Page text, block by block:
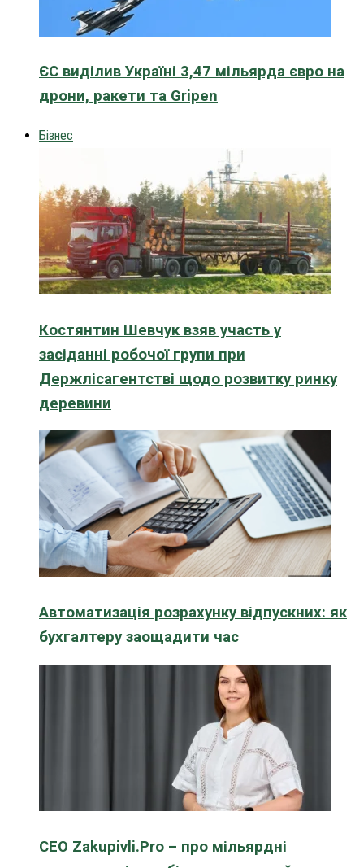
ЄС виділив Україні 3,47 мільярда євро на
дрони, ракети та Gripen
Бізнес
Костянтин Шевчук взяв участь у
засіданні робочої групи при
Держлісагентстві щодо розвитку ринку
деревини
Автоматизація розрахунку відпускних: як
бухгалтеру заощадити час
CEO Zakupivli.Pro – про мільярдні